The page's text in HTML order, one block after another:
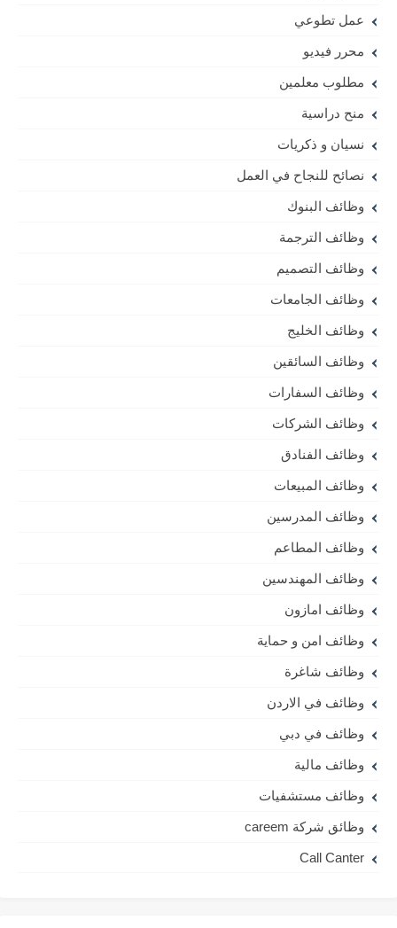
عمل تطوعي
محرر فيديو
مطلوب معلمين
منح دراسية
نسيان و ذكريات
نصائح للنجاح في العمل
وظائف البنوك
وظائف الترجمة
وظائف التصميم
وظائف الجامعات
وظائف الخليج
وظائف السائقين
وظائف السفارات
وظائف الشركات
وظائف الفنادق
وظائف المبيعات
وظائف المدرسين
وظائف المطاعم
وظائف المهندسين
وظائف امازون
وظائف امن و حماية
وظائف شاغرة
وظائف في الاردن
وظائف في دبي
وظائف مالية
وظائف مستشفيات
وظائق شركة careem
Call Canter